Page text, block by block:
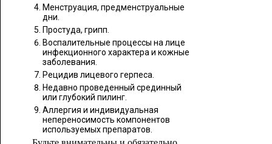
Менструация, предменструальные
дни.
Простуда, грипп.
Воспалительные процессы на лице
инфекционного характера и кожные
заболевания.
Рецидив лицевого герпеса.
Недавно проведенный срединный
или глубокий пилинг.
Аллергия и индивидуальная
непереносимость компонентов
используемых препаратов.